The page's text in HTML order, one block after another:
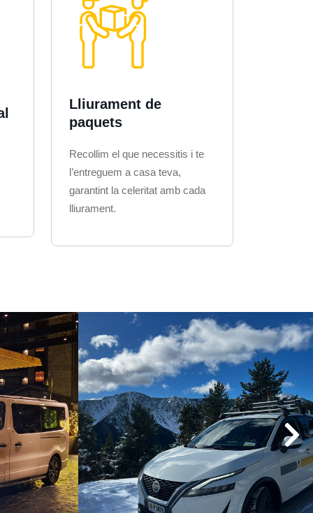
Lliurament de
paquets
Recollim el que necessitis i te
l’entreguem a casa teva,
garantint la celeritat amb cada
lliurament.